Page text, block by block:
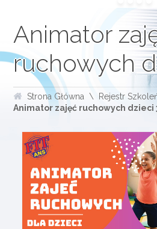
Animator
ruchowych
Strona Główna
Rejestr
Animator zajęć ruchowych dzieci